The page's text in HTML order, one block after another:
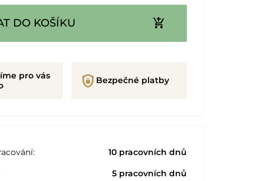
DO KOŠÍKU add_shopping_cart
pro vás
shield_lock Bezpečné platby
10 pracovních dnů
5 pracovních dnů